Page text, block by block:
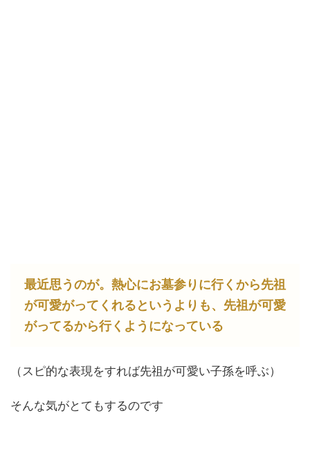
最近思うのが。熱心にお墓参りに行くから先祖
が可愛がってくれるというよりも、先祖が可愛
がってるから行くようになっている
（スピ的な表現をすれば先祖が可愛い子孫を呼ぶ）
そんな気がとてもするのです